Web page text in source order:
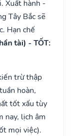
Xuất hành -
Tây Bắc sẽ
Hạn chế
tài) - TỐT:
trừ thập
hoàn,
tốt xấu tùy
nay, lịch âm
mọi việc).